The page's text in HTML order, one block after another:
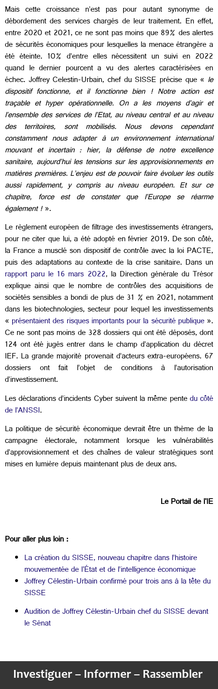
Mais cette croissance n’est pas pour autant synonyme de
débordement des services chargés de leur traitement. En effet,
entre 2020 et 2021, ce ne sont pas moins que89% des alertes
de sécurités économiques pour lesquelles la menace étrangère a
été éteinte. 10% d’entre elles nécessitent un suivi en 2022
quand le dernier pourcent a vu des alertes caractérisées en
échec. Joffrey Celestin-Urbain, chef du SISSE précise que « le
dispositif fonctionne, et il fonctionne bien ! Notre action est
traçable et hyper opérationnelle. On a les moyens d’agir et
l’ensemble des services de l’Etat, au niveau central et au niveau
des territoires, sont mobilisés. Nous devons cependant
constamment nous adapter à un environnement international
mouvant et incertain : hier, la défense de notre excellence
sanitaire, aujourd’hui les tensions sur les approvisionnements en
matières premières. L’enjeu est de pouvoir faire évoluer les outils
aussi rapidement, y compris au niveau européen. Et sur ce
chapitre, force est de constater que l’Europe se réarme
également !».
Le règlement européen de filtrage des investissements étrangers,
pour ne citer que lui, a été adopté en février 2019. De son côté,
la France a musclé son dispositif de contrôle avec la loi PACTE,
puis des adaptations au contexte de la crise sanitaire. Dans un
rapport paru le 16 mars 2022, la Direction générale du Trésor
explique ainsi que le nombre de contrôles des acquisitions de
sociétés sensibles a bondi de plus de 31 % en 2021, notamment
dans les biotechnologies, secteur pour lequel les investissements
« présentaient des risques importants pour la sécurité publique».
Ce ne sont pas moins de 328 dossiers qui ont été déposés, dont
124 ont été jugés entrer dans le champ d’application du décret
IEF. La grande majorité provenait d’acteurs extra-européens. 67
dossiers ont fait l’objet de conditions à l’autorisation
d’investissement.
Les déclarations d’incidents Cyber suivent la même pentedu côté
de l’ANSSI.
La politique de sécurité économique devrait être un thème de la
campagne électorale, notamment lorsque les vulnérabilités
d’approvisionnement et des chaînes de valeur stratégiques sont
mises en lumière depuis maintenant plus de deux ans.
Le Portail de l'IE
Pour aller plus loin :
La création du SISSE, nouveau chapitre dans l’histoire
mouvementée de l'État et de l’intelligence économique
Joffrey Célestin-Urbain confirmé pour trois ans à la tête du
SISSE
Audition de Joffrey Célestin-Urbain chef du SISSE devant
le Sénat
Investiguer – Informer – Rassembler